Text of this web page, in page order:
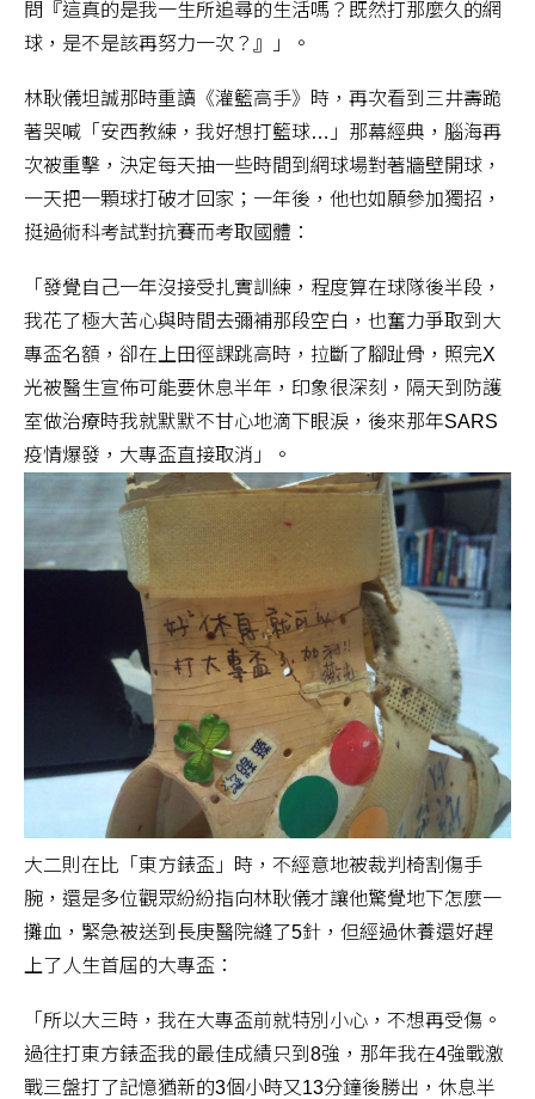
問『這真的是我一生所追尋的生活嗎？既然打那麼久的網
球，是不是該再努力一次？』」。
林耿儀坦誠那時重讀《灌籃高手》時，再次看到三井壽跪
著哭喊「安西教練，我好想打籃球…」那幕經典，腦海再
次被重擊，決定每天抽一些時間到網球場對著牆壁開球，
一天把一顆球打破才回家；一年後，他也如願參加獨招，
挺過術科考試對抗賽而考取國體：
「發覺自己一年沒接受扎實訓練，程度算在球隊後半段，
我花了極大苦心與時間去彌補那段空白，也奮力爭取到大
專盃名額，卻在上田徑課跳高時，拉斷了腳趾骨，照完X
光被醫生宣佈可能要休息半年，印象很深刻，隔天到防護
室做治療時我就默默不甘心地滴下眼淚，後來那年SARS
疫情爆發，大專盃直接取消」。
大二則在比「東方錶盃」時，不經意地被裁判椅割傷手
腕，還是多位觀眾紛紛指向林耿儀才讓他驚覺地下怎麼一
攤血，緊急被送到長庚醫院縫了5針，但經過休養還好趕
上了人生首屆的大專盃：
「所以大三時，我在大專盃前就特別小心，不想再受傷。
過往打東方錶盃我的最佳成績只到8強，那年我在4強戰激
戰三盤打了記憶猶新的3個小時又13分鐘後勝出，休息半